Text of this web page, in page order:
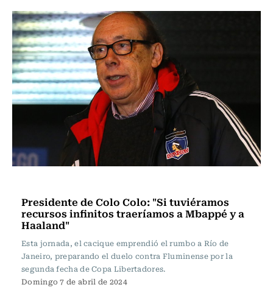
Presidente de Colo Colo: "Si tuviéramos
recursos infinitos traeríamos a Mbappé y a
Haaland"
Esta jornada, el cacique emprendió el rumbo a Río de
Janeiro, preparando el duelo contra Fluminense por la
segunda fecha de Copa Libertadores.
Domingo 7 de abril de 2024